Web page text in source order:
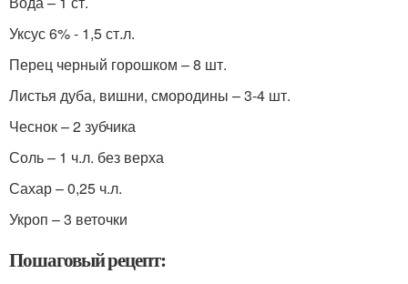
Уксус 6% - 1,5 ст.л.
Перец черный горошком – 8 шт.
Листья дуба, вишни, смородины – 3-4 шт.
Чеснок – 2 зубчика
Соль – 1 ч.л. без верха
Сахар – 0,25 ч.л.
Укроп – 3 веточки
Пошаговый рецепт: